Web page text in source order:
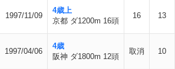
1997/11/09
4歳上
京都 ダ1200m 16頭
16 13
1997/04/06
4歳
阪神 ダ1800m 12頭
取消 10